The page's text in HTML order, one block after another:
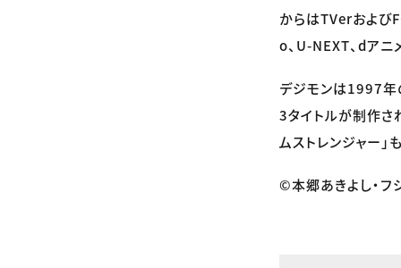
からはTVerおよび
o、U-NEXT、dアニ
デジモンは1997年
3タイトルが制作さ
ムストレンジャー
©本郷あきよし・フ